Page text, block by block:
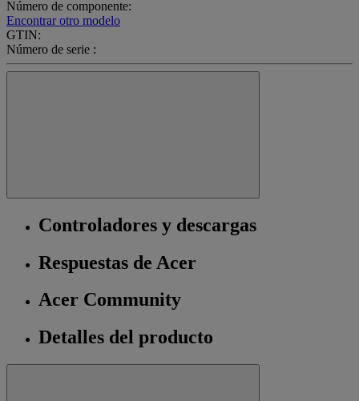
Número de componente:
Encontrar otro modelo
GTIN:
Número de serie :
Controladores y descargas
Respuestas de Acer
Acer Community
Detalles del producto